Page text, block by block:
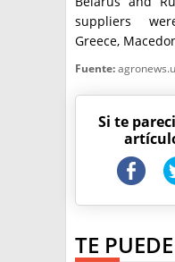
suppliers
Greece,
Fuente:
Si te
TE